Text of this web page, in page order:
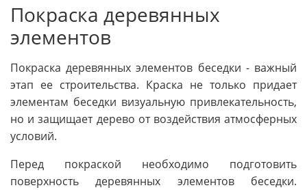
Покраска деревянных
элементов
Покраска деревянных элементов беседки - важный
этап ее строительства. Краска не только придает
элементам беседки визуальную привлекательность,
но и защищает дерево от воздействия атмосферных
условий.
Перед покраской необходимо подготовить
поверхность деревянных элементов беседки.